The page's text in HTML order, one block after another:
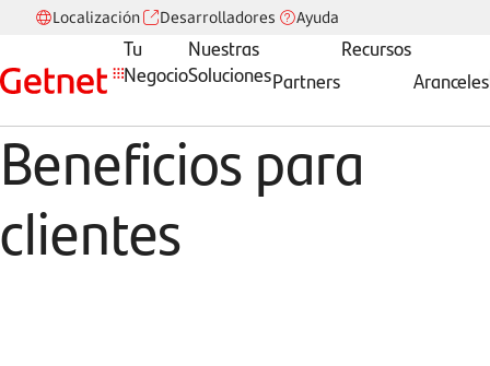
Tu
Negocio
Nuestras
SolucionesPartners
Recursos
Aranceles
Localización Desarrolladores Ayuda
Beneficios para
clientes